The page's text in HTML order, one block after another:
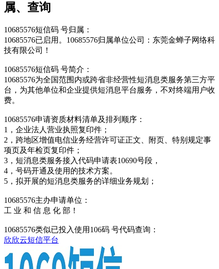
属、查询
10685576短信码 号归属：
10685576已启用。10685576归属单位公司：东莞金蝉子网络科
技有限公司！
10685576短信码 号简介：
10685576为全国范围内或跨省非经营性短消息类服务第三方平
台，为其他单位和企业提供短消息平台服务，不对终端用户收
费。
10685576申请资质材料清单及排列顺序：
1，企业法人营业执照复印件；
2，跨地区增值电信业务经营许可证正文、附页、特别规定事
项页及年检页复印件；
3，短消息类服务接入代码申请表10690号段，
4，号码开通及使用的技术方案。
5，拟开展的短消息类服务的详细业务规划；
10685576主办申请单位：
工 业 和 信 息 化 部！
10685576类似已投入使用106码 号代码查询：
欣欣云短信平台